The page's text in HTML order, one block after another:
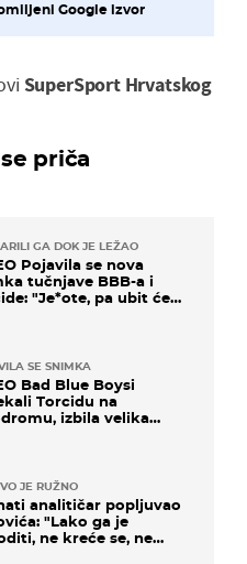
Google izvor
SuperSport Hrvatskog
priča
GA DOK JE LEŽAO
Pojavila se nova
tučnjave BBB-a i
"Je*ote, pa ubit će
SE SNIMKA
Bad Blue Boysi
Torcidu na
izbila velika
JE RUŽNO
analitičar popljuvao
"Lako ga je
ne kreće se, ne